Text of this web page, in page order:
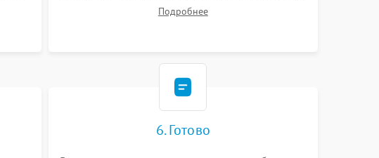
Подробнее
6. Готово